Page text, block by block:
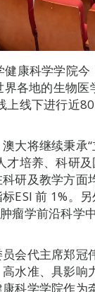
康科学学院
各地的生物
上线下进行近
大将继续秉承
才培养、科研
研及教学方
ESI 前 1%。
瘤学前沿科学
会代主席郑
水准、具影
科学学院作